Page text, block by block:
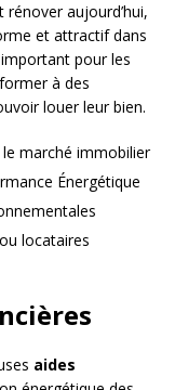
aujourd’hui,
et attractif dans
pour les
à des
louer leur bien.
marché immobilier
Énergétique
locataires
aides